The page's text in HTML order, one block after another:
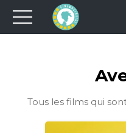
Tous les films qui